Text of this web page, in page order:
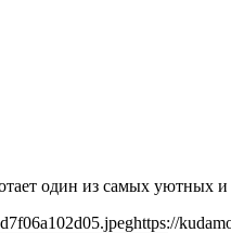
один из самых уютных
https://